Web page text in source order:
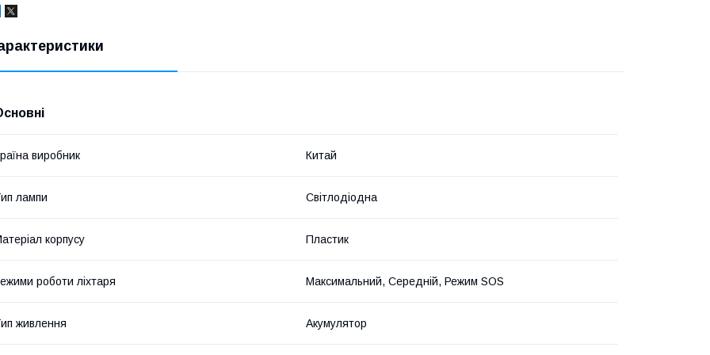
виробник Китай
лампи Світлодіодна
корпусу Пластик
роботи ліхтаря Максимальний, Середній, Режим SOS
живлення Акумулятор